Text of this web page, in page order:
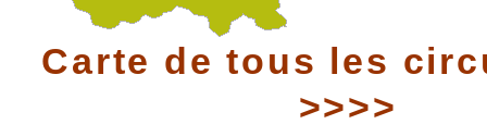
Carte de tous les
>>>>